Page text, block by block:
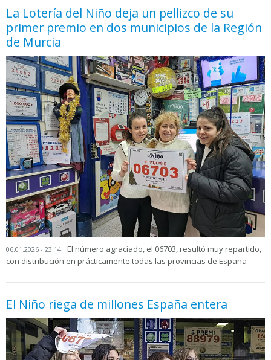
La Lotería del Niño deja un pellizco de su
primer premio en dos municipios de la Región
de Murcia
06.01.2026 - 23:14
El número agraciado, el 06703, resultó muy repartido,
con distribución en prácticamente todas las provincias de España
El Niño riega de millones España entera